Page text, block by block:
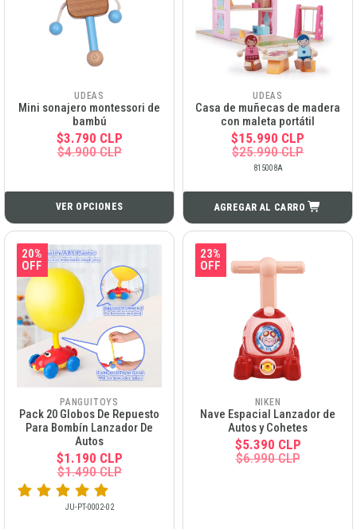
UDEAS
Mini sonajero montessori de
bambú
$3.790 CLP
$4.900 CLP
VER OPCIONES
UDEAS
Casa de muñecas de madera
con maleta portátil
$15.990 CLP
$25.990 CLP
815008A
AGREGAR AL CARRO
20%
OFF
PANGUITOYS
Pack 20 Globos De Repuesto
Para Bombín Lanzador De
Autos
$1.190 CLP
$1.490 CLP
JU-PT-0002-02
23%
OFF
NIKEN
Nave Espacial Lanzador de
Autos y Cohetes
$5.390 CLP
$6.990 CLP